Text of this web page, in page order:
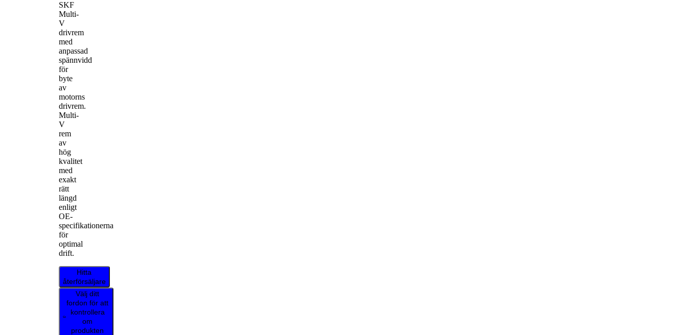
SKF
Multi-
V
drivrem
med
anpassad
spännvidd
för
byte
av
motorns
drivrem.
Multi-
V
rem
av
hög
kvalitet
med
exakt
rätt
längd
enligt
OE-
specifikationerna
för
optimal
drift.
Hitta
återförsäljare
Välj ditt
fordon för att
kontrollera
om
produkten